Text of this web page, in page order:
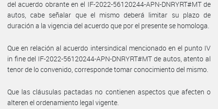
del acuerdo obrante en el IF-2022-56120244-APN-DNRYRT#MT de
autos, cabe señalar que el mismo deberá limitar su plazo de
duración a la vigencia del acuerdo que por el presente se homologa.
Que en relación al acuerdo intersindical mencionado en el punto IV
in fine del IF-2022-56120244-APN-DNRYRT#MT de autos, atento al
tenor de lo convenido, corresponde tomar conocimiento del mismo.
Que las cláusulas pactadas no contienen aspectos que afecten o
alteren el ordenamiento legal vigente.